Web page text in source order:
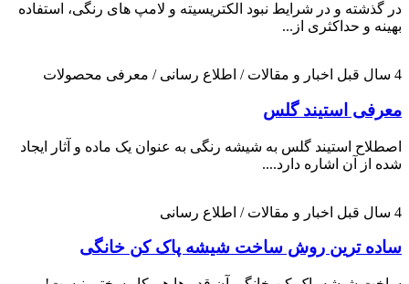
در گذشته و در شرایط نبود الکتریسیته و لامپ های رنگی، استفاده
بهینه و حداکثری از...
4 سال قبل اخبار و مقالات / اطلاع رسانی / معرفی محصولات
معرفی استیند گلس
اصطلاح استیند گلس به شیشه رنگی به عنوان یک ماده و آثار ایجاد
شده از آن اشاره دارد....
4 سال قبل اخبار و مقالات / اطلاع رسانی
ساده ترین روش ساخت شیشه پاک کن خانگی